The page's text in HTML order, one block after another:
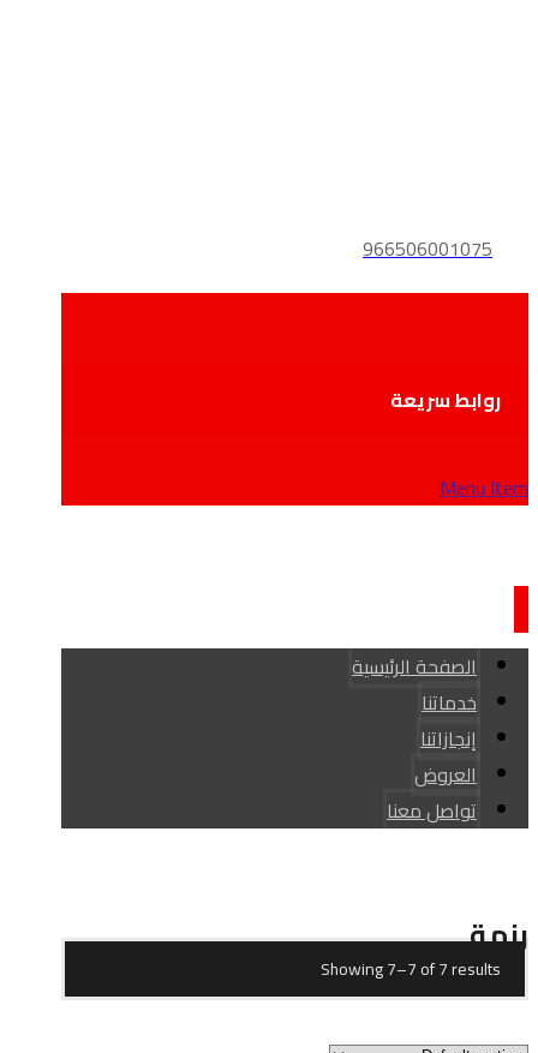
966506001075
روابط سريعة
Menu Item
الصفحة الرئيسية
خدماتنا
إنجازاتنا
العروض
تواصل معنا
رزمة
Showing 7–7 of 7 results